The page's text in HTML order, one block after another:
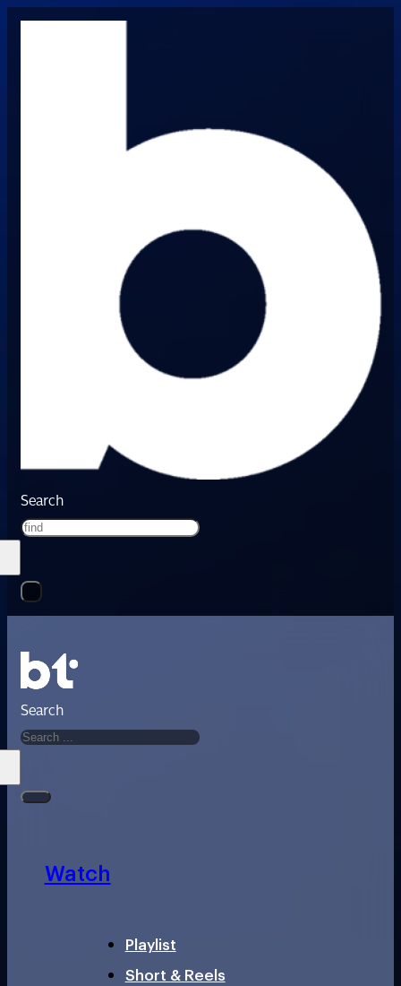
Search
Search
Watch
Playlist
Short & Reels